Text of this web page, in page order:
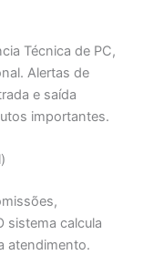
Técnica de PC,
Alertas de
e saída
importantes.
sistema calcula
atendimento.